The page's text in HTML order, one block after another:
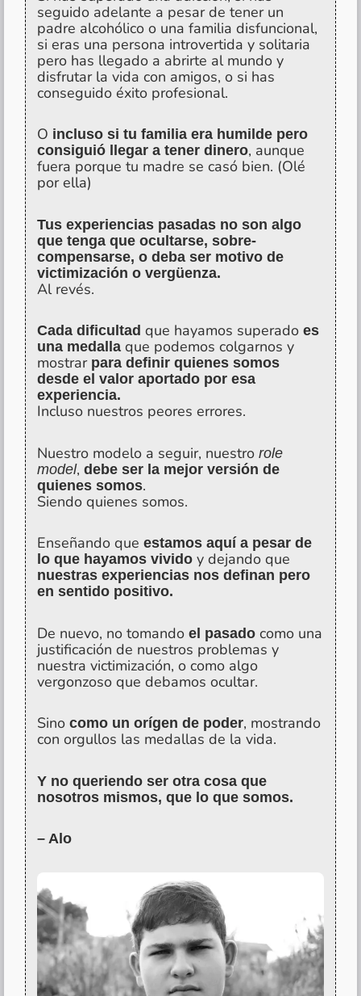
seguido adelante a pesar de tener un
padre alcohólico o una familia disfuncional,
si eras una persona introvertida y solitaria
pero has llegado a abrirte al mundo y
disfrutar la vida con amigos, o si has
conseguido éxito profesional.
O incluso si tu familia era humilde pero
consiguió llegar a tener dinero, aunque
fuera porque tu madre se casó bien. (Olé
por ella)
Tus experiencias pasadas no son algo
que tenga que ocultarse, sobre-
compensarse, o deba ser motivo de
victimización o vergüenza.
Al revés.
Cada dificultad que hayamos superado es
una medalla que podemos colgarnos y
mostrar para definir quienes somos
desde el valor aportado por esa
experiencia.
Incluso nuestros peores errores.
Nuestro modelo a seguir, nuestro role
model, debe ser la mejor versión de
quienes somos.
Siendo quienes somos.
Enseñando que estamos aquí a pesar de
lo que hayamos vivido y dejando que
nuestras experiencias nos definan pero
en sentido positivo.
De nuevo, no tomando el pasado como una
justificación de nuestros problemas y
nuestra victimización, o como algo
vergonzoso que debamos ocultar.
Sino como un orígen de poder, mostrando
con orgullos las medallas de la vida.
Y no queriendo ser otra cosa que
nosotros mismos, que lo que somos.
– Alo